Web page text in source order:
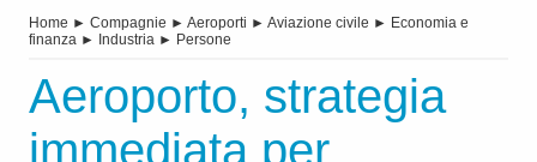
Home ► Compagnie ► Aeroporti ► Aviazione civile ► Economia e
finanza ► Industria ► Persone
Aeroporto, strategia
immediata per